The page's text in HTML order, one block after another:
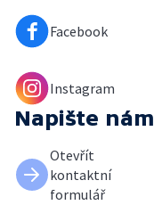
Facebook
Instagram
Napište nám
Otevřít
kontaktní
formulář